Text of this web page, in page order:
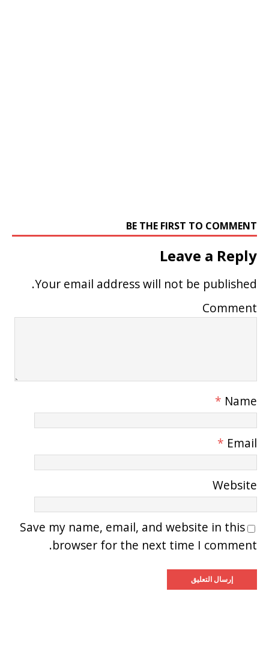
BE THE FIRST TO COMMENT
Leave a Reply
Your email address will not be published.
Comment
Name
*
Email
*
Website
Save my name, email, and website in this
browser for the next time I comment.